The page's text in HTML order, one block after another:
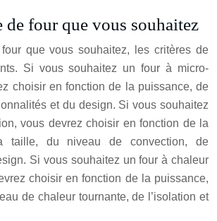
de four que vous souhaitez
que vous souhaitez, les critères de
Si vous souhaitez un four à micro-
choisir en fonction de la puissance, de
et du design. Si vous souhaitez
vous devrez choisir en fonction de la
taille, du niveau de convection, de
Si vous souhaitez un four à chaleur
choisir en fonction de la puissance,
de chaleur tournante, de l’isolation et